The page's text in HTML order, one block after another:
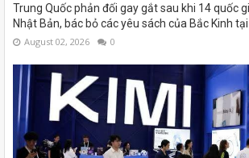
Trung Quốc phản đối gay gắt sau khi 14 quốc
Nhật Bản, bác bỏ các yêu sách của Bắc Kinh tại
August 02, 2026 0